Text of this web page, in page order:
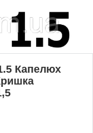
Капелюх